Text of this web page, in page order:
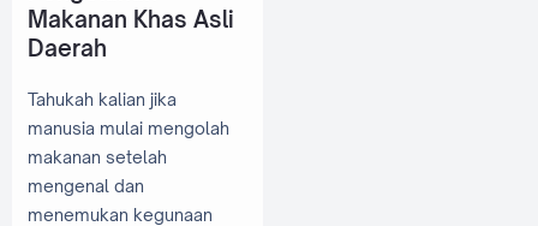
Makanan Khas Asli
Daerah
Tahukah kalian jika
manusia mulai mengolah
makanan setelah
mengenal dan
menemukan kegunaan